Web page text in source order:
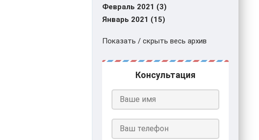
Февраль 2021 (3)
Январь 2021 (15)
Показать / скрыть весь архив
Консультация